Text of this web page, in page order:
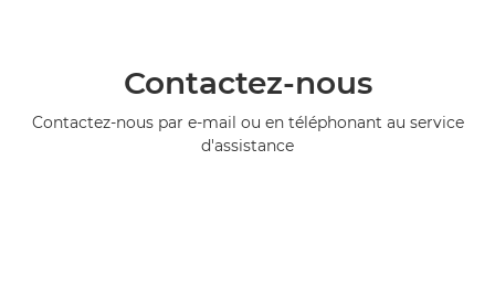
Contactez-nous
Contactez-nous par e-mail ou en téléphonant au service
d'assistance